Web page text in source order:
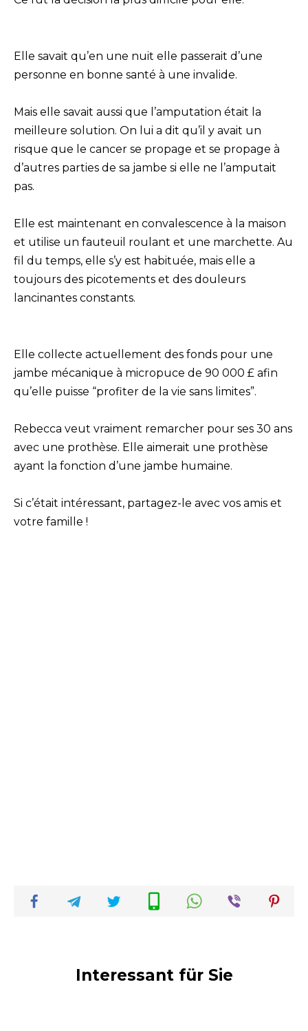
Elle savait qu’en une nuit elle passerait d’une
personne en bonne santé à une invalide.
Mais elle savait aussi que l’amputation était la
meilleure solution. On lui a dit qu’il y avait un
risque que le cancer se propage et se propage à
d’autres parties de sa jambe si elle ne l’amputait
pas.
Elle est maintenant en convalescence à la maison
et utilise un fauteuil roulant et une marchette. Au
fil du temps, elle s’y est habituée, mais elle a
toujours des picotements et des douleurs
lancinantes constants.
Elle collecte actuellement des fonds pour une
jambe mécanique à micropuce de 90 000 £ afin
qu’elle puisse “profiter de la vie sans limites”.
Rebecca veut vraiment remarcher pour ses 30 ans
avec une prothèse. Elle aimerait une prothèse
ayant la fonction d’une jambe humaine.
Si c’était intéressant, partagez-le avec vos amis et
votre famille !
Interessant für Sie